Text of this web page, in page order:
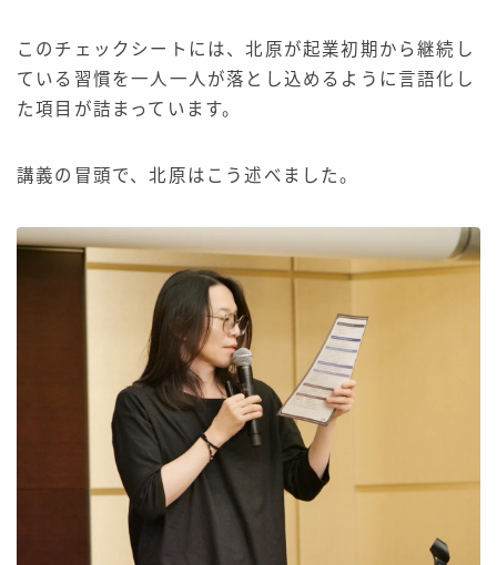
このチェックシートには、北原が起業初期から継続し
ている習慣を一人一人が落とし込めるように言語化し
た項目が詰まっています。
講義の冒頭で、北原はこう述べました。